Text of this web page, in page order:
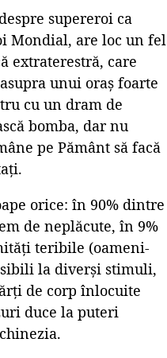
supereroi ca
Mondial, are loc un fel
extraterestră, care
unui oraș foarte
cu un dram de
bomba, dar nu
pe Pământ să facă
orice: în 90% dintre
de neplăcute, în 9%
teribile (oameni-
la diverși stimuli,
de corp înlocuite
duce la puteri